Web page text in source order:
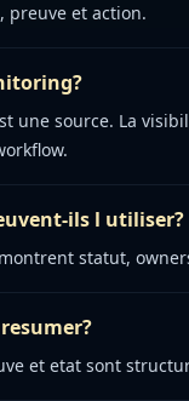
preuve et action.
une source. La
ils l utiliser?
statut,
et etat sont